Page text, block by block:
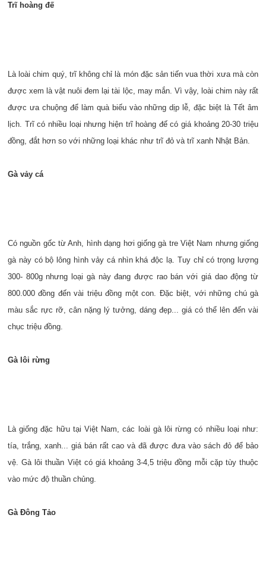
Trĩ hoàng đế
Là loài chim quý, trĩ không chỉ là món đặc sản tiến vua thời xưa mà còn
được xem là vật nuôi đem lại tài lộc, may mắn. Vì vậy, loài chim này rất
được ưa chuộng để làm quà biếu vào những dịp lễ, đặc biệt là Tết âm
lịch. Trĩ có nhiều loại nhưng hiện trĩ hoàng đế có giá khoảng 20-30 triệu
đồng, đắt hơn so với những loại khác như trĩ đỏ và trĩ xanh Nhật Bản.
Gà vảy cá
Có nguồn gốc từ Anh, hình dạng hơi giống gà tre Việt Nam nhưng giống
gà này có bộ lông hình vảy cá nhìn khá độc lạ. Tuy chỉ có trọng lượng
300- 800g nhưng loại gà này đang được rao bán với giá dao động từ
800.000 đồng đến vài triệu đồng một con. Đặc biệt, với những chú gà
màu sắc rực rỡ, cân nặng lý tưởng, dáng đẹp... giá có thể lên đến vài
chục triệu đồng.
Gà lôi rừng
Là giống đặc hữu tại Việt Nam, các loài gà lôi rừng có nhiều loại như:
tía, trắng, xanh... giá bán rất cao và đã được đưa vào sách đỏ để bảo
vệ. Gà lôi thuần Việt có giá khoảng 3-4,5 triệu đồng mỗi cặp tùy thuộc
vào mức độ thuần chủng.
Gà Đông Tảo